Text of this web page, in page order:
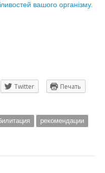
вашого організму.
Twitter Печать
рекомендации